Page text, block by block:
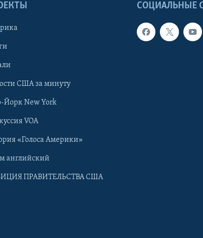
СОЦИАЛЬНЫЕ
США за минуту
Йорк New York
VOA
«Голоса Америки»
английский
ПРАВИТЕЛЬСТВА США